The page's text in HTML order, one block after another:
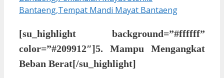
[su_highlight background=”#ffffff”
color=”#209912″]5. Mampu Mengangkat
Beban Berat[/su_highlight]